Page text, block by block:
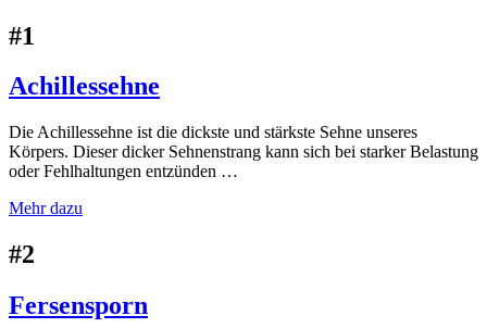
schwerer nagelpilz
#1
Achillessehne
Die Achillessehne ist die dickste und stärkste Sehne unseres
Körpers. Dieser dicker Sehnenstrang kann sich bei starker Belastung
oder Fehlhaltungen entzünden …
Mehr dazu
#2
Fersensporn